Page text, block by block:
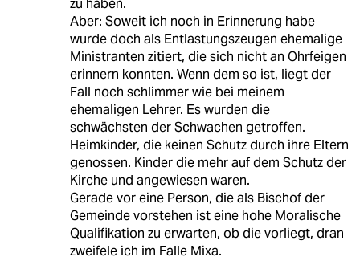
zu haben.
Aber: Soweit ich noch in Erinnerung habe
wurde doch als Entlastungszeugen ehemalige
Ministranten zitiert, die sich nicht an Ohrfeigen
erinnern konnten. Wenn dem so ist, liegt der
Fall noch schlimmer wie bei meinem
ehemaligen Lehrer. Es wurden die
schwächsten der Schwachen getroffen.
Heimkinder, die keinen Schutz durch ihre Eltern
genossen. Kinder die mehr auf dem Schutz der
Kirche und angewiesen waren.
Gerade vor eine Person, die als Bischof der
Gemeinde vorstehen ist eine hohe Moralische
Qualifikation zu erwarten, ob die vorliegt, dran
zweifele ich im Falle Mixa.